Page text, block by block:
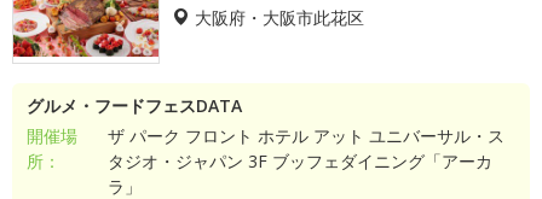
大阪府・大阪市此花区
グルメ・フードフェスDATA
開催場
所：
ザ パーク フロント ホテル アット ユニバーサル・ス
タジオ・ジャパン 3F ブッフェダイニング「アーカ
ラ」